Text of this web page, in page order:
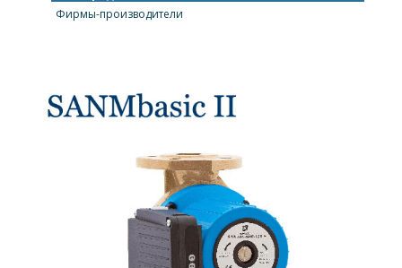
Фирмы-производители